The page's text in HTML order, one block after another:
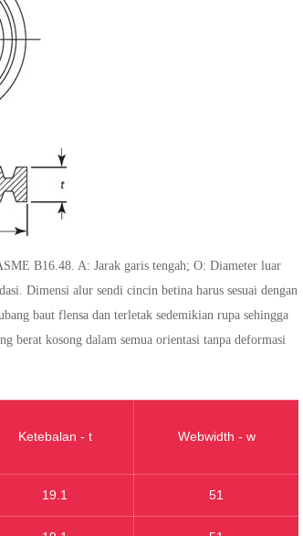
B16.48. A: Jarak garis tengah; O: Diameter luar
Dimensi alur sendi cincin betina harus sesuai dengan
baut flensa dan terletak sedemikian rupa sehingga
berat kosong dalam semua orientasi tanpa deformasi
Ketebalan - t Webwidth - w
19.1 51